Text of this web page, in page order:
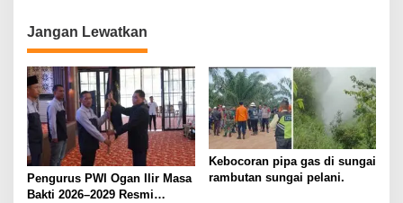
g
a
s
i
p
o
s
Jangan Lewatkan
Pengurus PWI Ogan Ilir Masa
Bakti 2026–2029 Resmi
Kebocoran pipa gas di sungai
rambutan sungai pelani.